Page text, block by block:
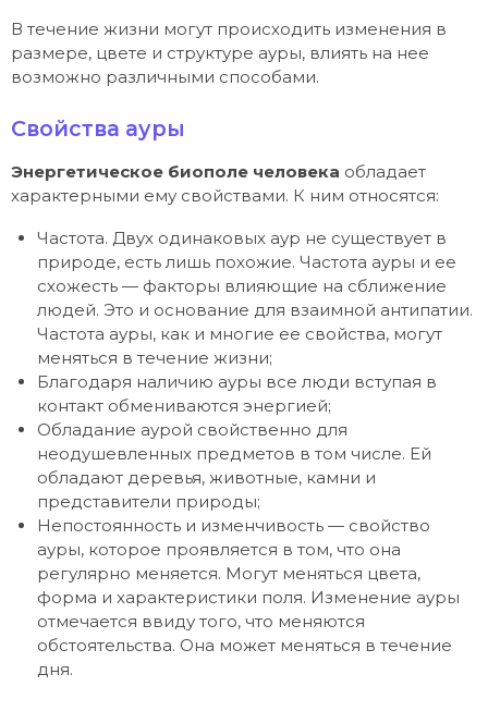
В течение жизни могут происходить изменения в
размере, цвете и структуре ауры, влиять на нее
возможно различными способами.
Свойства ауры
Энергетическое биополе человека обладает
характерными ему свойствами. К ним относятся:
Частота. Двух одинаковых аур не существует в
природе, есть лишь похожие. Частота ауры и ее
схожесть — факторы влияющие на сближение
людей. Это и основание для взаимной антипатии.
Частота ауры, как и многие ее свойства, могут
меняться в течение жизни;
Благодаря наличию ауры все люди вступая в
контакт обмениваются энергией;
Обладание аурой свойственно для
неодушевленных предметов в том числе. Ей
обладают деревья, животные, камни и
представители природы;
Непостоянность и изменчивость — свойство
ауры, которое проявляется в том, что она
регулярно меняется. Могут меняться цвета,
форма и характеристики поля. Изменение ауры
отмечается ввиду того, что меняются
обстоятельства. Она может меняться в течение
дня.